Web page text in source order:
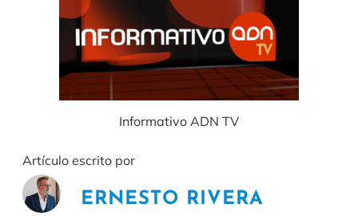
Informativo ADN TV
Artículo escrito por
ERNESTO RIVERA